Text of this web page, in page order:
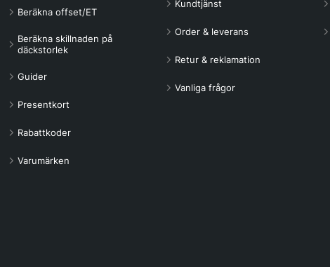
Beräkna offset/ET
Beräkna skillnaden på
däckstorlek
Guider
Presentkort
Rabattkoder
Varumärken
Kundtjänst
Order & leverans
Retur & reklamation
Vanliga frågor